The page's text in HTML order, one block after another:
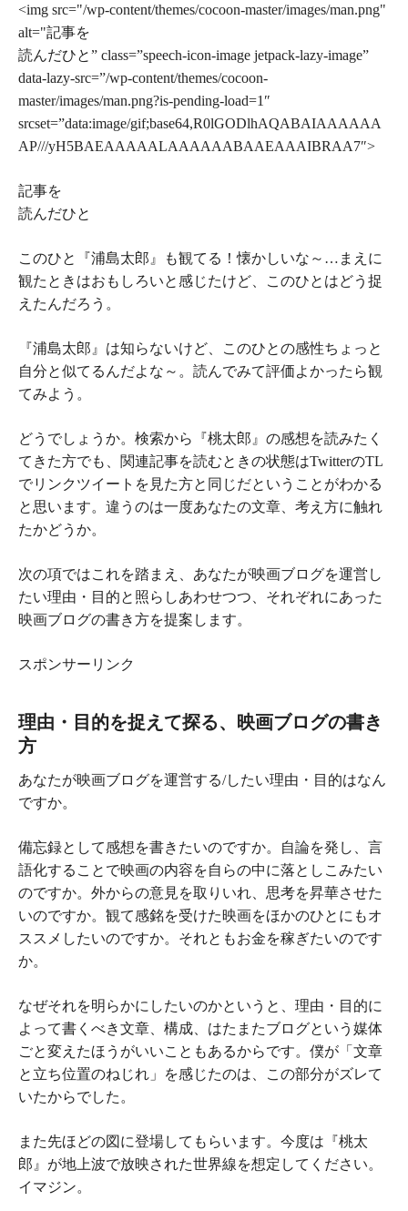
<img src="/wp-content/themes/cocoon-master/images/man.png"
alt="記事を
読んだひと” class=”speech-icon-image jetpack-lazy-image”
data-lazy-src=”/wp-content/themes/cocoon-
master/images/man.png?is-pending-load=1″
srcset=”data:image/gif;base64,R0lGODlhAQABAIAAAAAA
AP///yH5BAEAAAAALAAAAAABAAEAAAIBRAA7″>
記事を
読んだひと
このひと『浦島太郎』も観てる！懐かしいな～… まえに
観た ときはおもしろいと感じたけど、このひとはどう捉
えたんだろう。
『浦島太郎』は知らないけど、このひとの感性ちょっと
自分と似てるんだよな～。読んでみて評価よかったら観
てみよう。
どうでしょうか。検索から『桃太郎』の感想を読みたく
てきた方でも、関連記事を読むときの状態はTwitterのTL
でリンクツイートを見た方と同じだということがわかる
と思います。違うのは一度あなたの文章、考え方に触れ
たかどうか。
次の項ではこれを踏まえ、あなたが映画ブログを運営し
たい理由・目的と照らしあわせつつ、それぞれにあった
映画ブログの書き方を提案します。
スポンサーリンク
理由・目的を捉えて探る、映画ブログの書き
方
あなたが映画ブログを運営する/したい理由・目的はなん
ですか。
備忘録として感想を書きたいのですか。自論を発し、言
語化することで映画の内容を自らの中に落としこみたい
のですか。外からの意見を取りいれ、思考を昇華させた
いのですか。観て感銘を受けた映画をほかのひとにもオ
ススメしたいのですか。それともお金を稼ぎたいのです
か。
なぜそれを明らかにしたいのかというと、理由・目的に
よって書くべき文章、構成、はたまたブログという媒体
ごと変えたほうがいいこともあるからです。僕が「文章
と立ち位置のねじれ」を感じたのは、この部分がズレて
いたからでした。
また先ほどの図に登場してもらいます。今度は『桃太
郎』が地上波で放映された世界線を想定してください。
イマジン。